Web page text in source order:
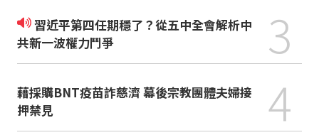
習近平第四任期穩了？從五中全會解析中
共新一波權力鬥爭
3
藉採購BNT疫苗詐慈濟 幕後宗教團體夫婦接
押禁見
4